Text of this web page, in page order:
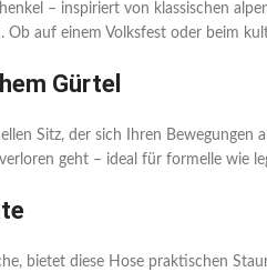
– inspiriert von klassischen
auf einem Volksfest oder beim
Gürtel
Sitz, der sich Ihren
geht – ideal für formelle wie
bietet diese Hose praktischen